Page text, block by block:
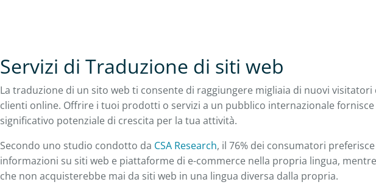
Servizi di Traduzione di siti web
La traduzione di un sito web ti consente di raggiungere migliaia di nuovi visitatori
clienti online. Offrire i tuoi prodotti o servizi a un pubblico internazionale
significativo potenziale di crescita per la tua attività.
Secondo uno studio condotto da CSA Research, il 76% dei consumatori
informazioni su siti web e piattaforme di e-commerce nella propria lingua,
che non acquisterebbe mai da siti web in una lingua diversa dalla propria.